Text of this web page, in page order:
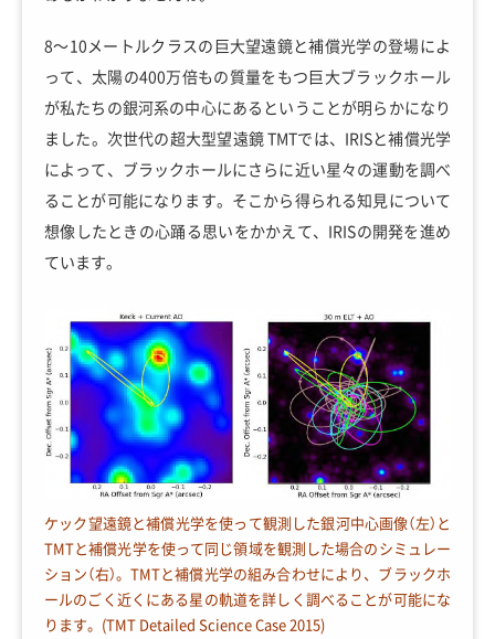
8～10メートルクラスの巨大望遠鏡と補償光学の登場によ
って、太陽の400万倍もの質量をもつ巨大ブラックホール
が私たちの銀河系の中心にあるということが明らかになり
ました。次世代の超大型望遠鏡 TMTでは、IRISと補償光学
によって、ブラックホールにさらに近い星々の運動を調べ
ることが可能になります。そこから得られる知見について
想像したときの心踊る思いをかかえて、IRISの開発を進め
ています。
ケック望遠鏡と補償光学を使って観測した銀河中心画像（左）と
TMTと補償光学を使って同じ領域を観測した場合のシミュレー
ション（右）。TMTと補償光学の組み合わせにより、ブラックホ
ールのごく近くにある星の軌道を詳しく調べることが可能にな
ります。(TMT Detailed Science Case 2015)